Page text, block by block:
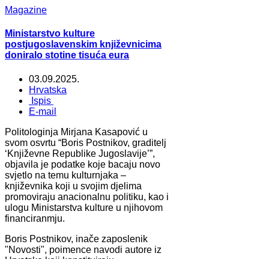
Magazine
Ministarstvo kulture
postjugoslavenskim književnicima
doniralo stotine tisuća eura
03.09.2025.
Hrvatska
Ispis
E-mail
Politologinja Mirjana Kasapović u
svom osvrtu “Boris Postnikov, graditelj
‘Književne Republike Jugoslavije’”,
objavila je podatke koje bacaju novo
svjetlo na temu kulturnjaka –
književnika koji u svojim djelima
promoviraju anacionalnu politiku, kao i
ulogu Ministarstva kulture u njihovom
financiranmju.
Boris Postnikov, inače zaposlenik
"Novosti", poimence navodi autore iz